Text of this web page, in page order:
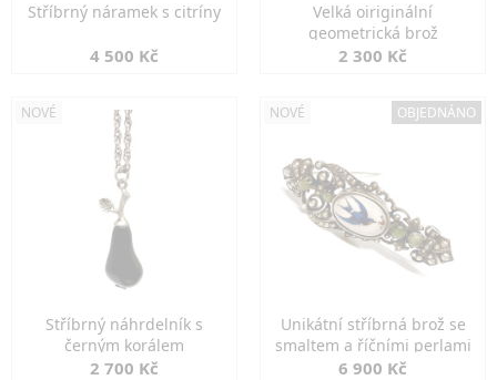
Stříbrný náramek s citríny
4 500 Kč
Velká oiriginální
geometrická brož
2 300 Kč
NOVÉ
Stříbrný náhrdelník s
černým korálem
2 700 Kč
NOVÉ OBJEDNÁNO
Unikátní stříbrná brož se
smaltem a říčními perlami
6 900 Kč